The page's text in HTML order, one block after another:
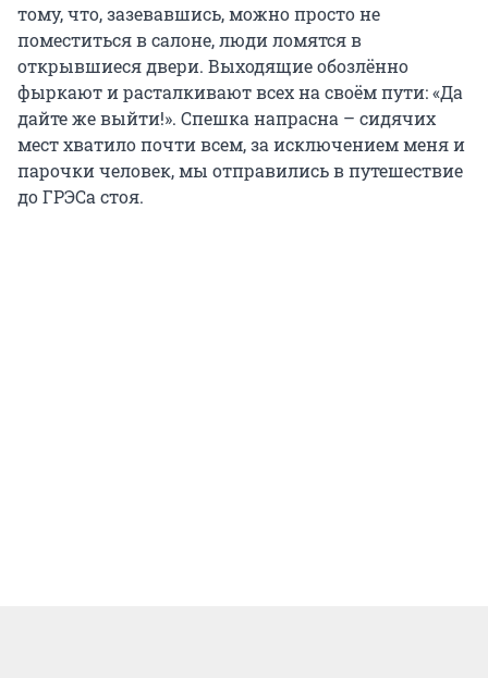
тому, что, зазевавшись, можно просто не
поместиться в салоне, люди ломятся в
открывшиеся двери. Выходящие обозлённо
фыркают и расталкивают всех на своём пути: «Да
дайте же выйти!». Спешка напрасна – сидячих
мест хватило почти всем, за исключением меня и
парочки человек, мы отправились в путешествие
до ГРЭСа стоя.